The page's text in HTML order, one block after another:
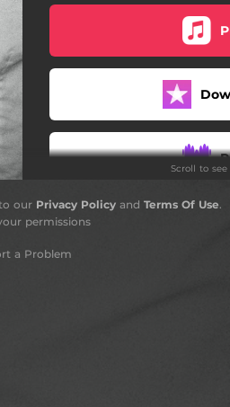
Scroll to
our Privacy Policyand Terms Of Use.
permissions
a Problem